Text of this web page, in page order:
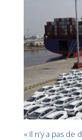
« Il n’y a pas